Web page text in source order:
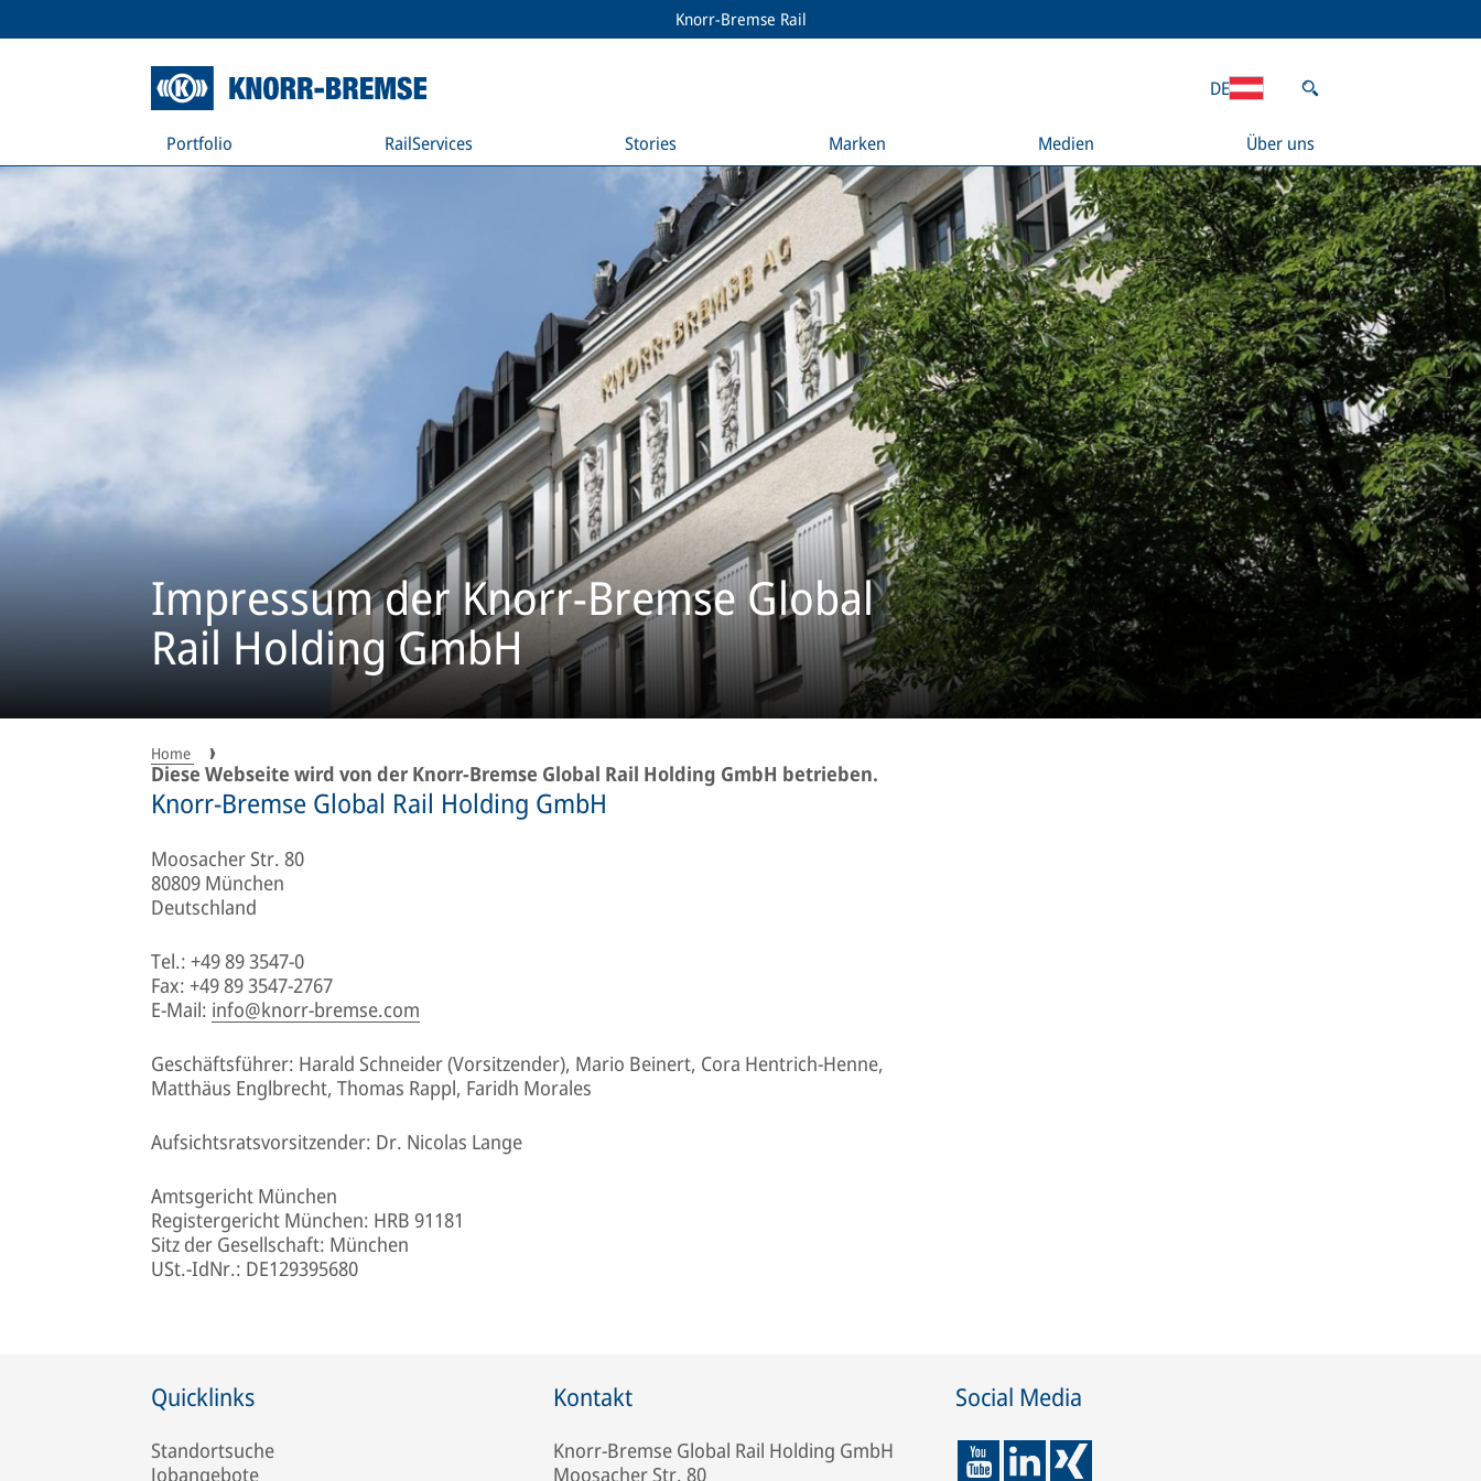
Knorr-Bremse Rail
Portfolio RailServices Stories Marken Medien Über uns
DE
Impressum der Knorr-Bremse Global
Rail Holding GmbH
Home
Diese Webseite wird von der Knorr-Bremse Global Rail Holding GmbH betrieben.
Knorr-Bremse Global Rail Holding GmbH
Moosacher Str. 80
80809 München
Deutschland
Tel.: +49 89 3547-0
Fax: +49 89 3547-2767
E-Mail: info@knorr-bremse.com
Geschäftsführer: Harald Schneider (Vorsitzender), Mario Beinert, Cora Hentrich-Henne,
Matthäus Englbrecht, Thomas Rappl, Faridh Morales
Aufsichtsratsvorsitzender: Dr. Nicolas Lange
Amtsgericht München
Registergericht München: HRB 91181
Sitz der Gesellschaft: München
USt.-IdNr.: DE129395680
Quicklinks
Standortsuche
Jobangebote
Kontakt
Knorr-Bremse Global Rail Holding GmbH
Moosacher Str. 80
Social Media